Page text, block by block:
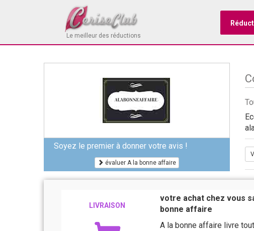
Le meilleur des réductions
Soyez le premier à donner votre avis !
évaluer A la bonne affaire
LIVRAISON
votre achat chez vous
bonne affaire
A la bonne affaire livre